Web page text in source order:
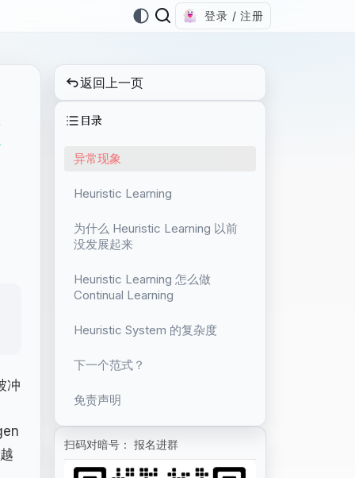
登录 / 注册
冲
返回上一页
目录
异常现象
Heuristic Learning
为什么 Heuristic Learning 以前
没发展起来
Heuristic Learning 怎么做
Continual Learning
Heuristic System 的复杂度
下一个范式？
免责声明
扫码对暗号： 报名进群